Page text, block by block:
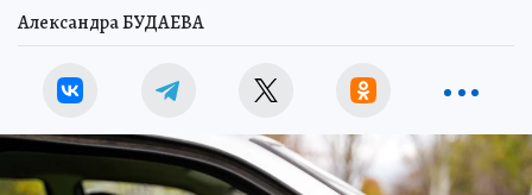
Александра БУДАЕВА